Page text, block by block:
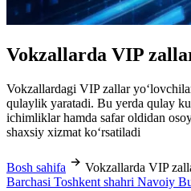
Vokzallarda VIP
Vokzallardagi VIP zallar
qulaylik yaratadi. Bu yerda qulay
ichimliklar hamda safar oldidan
shaxsiy xizmat ko‘rsatiladi
Bosh sahifa
Vokzallarda VIP
Barchasi Toshkent shahri Navoiy